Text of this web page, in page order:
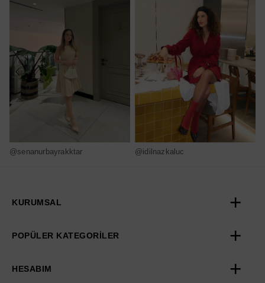
@senanurbayrakktar @idilnazkaluc
KURUMSAL
POPÜLER KATEGORİLER
HESABIM